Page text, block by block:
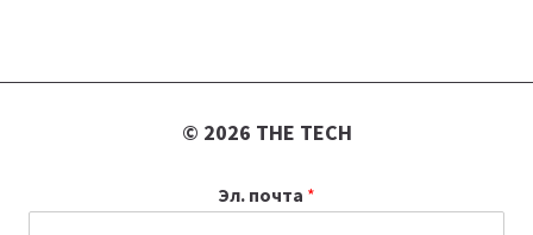
© 2026 THE TECH
Эл. почта *